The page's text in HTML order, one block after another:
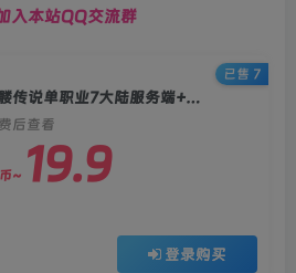
入本站QQ交流群
【战神引擎】白猪2-骷髅传说单职业7大陆服务端+双端+教程
后查看
~ 19.9
登录购买
已售 7